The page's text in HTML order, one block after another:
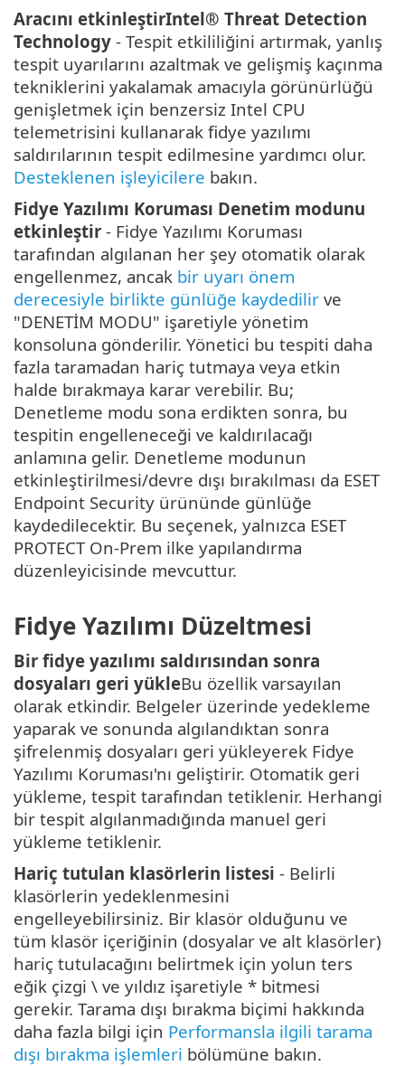
Aracını etkinleştirIntel® Threat Detection
Technology - Tespit etkililiğini artırmak, yanlış
tespit uyarılarını azaltmak ve gelişmiş kaçınma
tekniklerini yakalamak amacıyla görünürlüğü
genişletmek için benzersiz Intel CPU
telemetrisini kullanarak fidye yazılımı
saldırılarının tespit edilmesine yardımcı olur.
Desteklenen işleyicilere bakın.
Fidye Yazılımı Koruması Denetim modunu
etkinleştir - Fidye Yazılımı Koruması
tarafından algılanan her şey otomatik olarak
engellenmez, ancak bir uyarı önem
derecesiyle birlikte günlüğe kaydedilir ve
"DENETİM MODU" işaretiyle yönetim
konsoluna gönderilir. Yönetici bu tespiti daha
fazla taramadan hariç tutmaya veya etkin
halde bırakmaya karar verebilir. Bu;
Denetleme modu sona erdikten sonra, bu
tespitin engelleneceği ve kaldırılacağı
anlamına gelir. Denetleme modunun
etkinleştirilmesi/devre dışı bırakılması da ESET
Endpoint Security ürününde günlüğe
kaydedilecektir. Bu seçenek, yalnızca ESET
PROTECT On-Prem ilke yapılandırma
düzenleyicisinde mevcuttur.
Fidye Yazılımı Düzeltmesi
Bir fidye yazılımı saldırısından sonra
dosyaları geri yükleBu özellik varsayılan
olarak etkindir. Belgeler üzerinde yedekleme
yaparak ve sonunda algılandıktan sonra
şifrelenmiş dosyaları geri yükleyerek Fidye
Yazılımı Koruması'nı geliştirir. Otomatik geri
yükleme, tespit tarafından tetiklenir. Herhangi
bir tespit algılanmadığında manuel geri
yükleme tetiklenir.
Hariç tutulan klasörlerin listesi - Belirli
klasörlerin yedeklenmesini
engelleyebilirsiniz. Bir klasör olduğunu ve
tüm klasör içeriğinin (dosyalar ve alt klasörler)
hariç tutulacağını belirtmek için yolun ters
eğik çizgi \ ve yıldız işaretiyle * bitmesi
gerekir. Tarama dışı bırakma biçimi hakkında
daha fazla bilgi için Performansla ilgili tarama
dışı bırakma işlemleri bölümüne bakın.